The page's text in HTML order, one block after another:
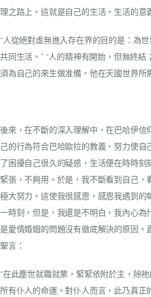
理之路上。這就是自己的生活。生活的意
“人從絕對虛無進入存在界的目的是：為
共同生活。” “人的精神有開始，但無終結
須為自己的來生做准備。他在天國世界所
後來，在不斷的深入理解中，在巴哈伊信
己的行為符合巴哈歐拉的教義，努力使自
了困擾自己很久的疑惑，生活便在時時
緊張，不夠用。於是，我不斷看到自己
極大努力。這使我很感恩，感恩我遇到
一時刻。但是，我還是不明白，我內心為
是愛情婚姻的問題沒有徹底解決的原因。
聖言：
“在此塵世就職就業，緊緊依附於主，除
所有仆人的命運。對仆人而言，此乃真正